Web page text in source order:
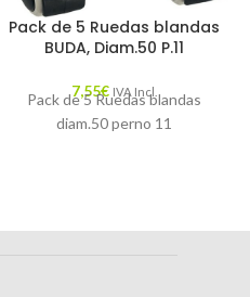
Pack de 5 Ruedas blandas
BUDA, Diam.50 P.11
7,55€ IVA Incl.
Pack de 5 Ruedas blandas
diam.50 perno 11